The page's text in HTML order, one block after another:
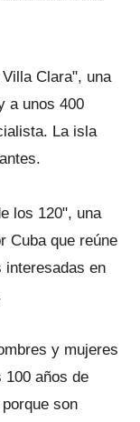
Clara", una
a unos 400
La isla
los 120", una
Cuba que reúne
interesadas en
y mujeres
100 años de
son